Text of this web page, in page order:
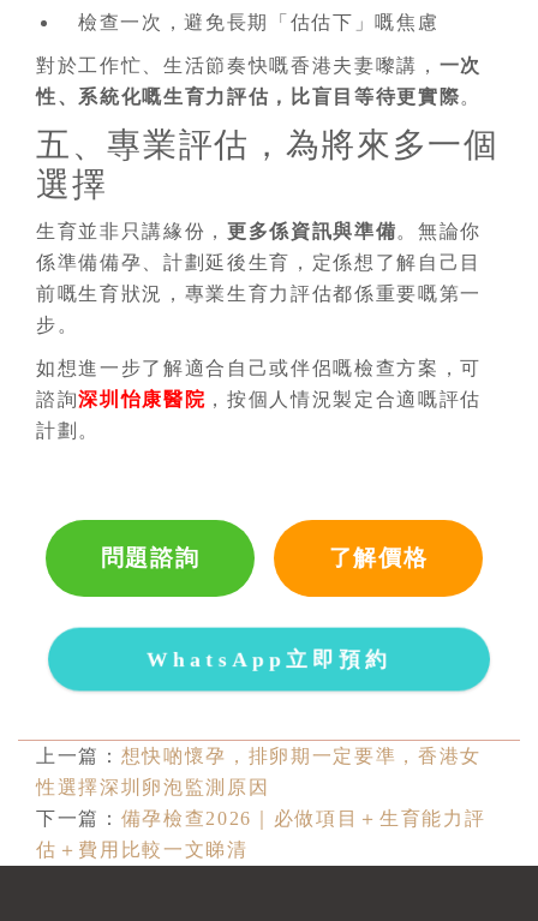
檢查一次，避免長期「估估下」嘅焦慮
對於工作忙、生活節奏快嘅香港夫妻嚟講， 一次
性、系統化嘅生育力評估，比盲目等待更實際。
五、專業評估，為將來多一個
選擇
生育並非只講緣份，更多係資訊與準備。無論你
係準備備孕、計劃延後生育，定係想了解自己目
前嘅生育狀況，專業生育力評估都係重要嘅第一
步。
如想進一步了解適合自己或伴侶嘅檢查方案，可
諮詢深圳怡康醫院 ，按個人情況製定合適嘅評估
計劃。
問題諮詢 了解價格
WhatsApp立即預約
上一篇： 想快啲懷孕，排卵期一定要準，香港女
性選擇深圳卵泡監測原因
下一篇： 備孕檢查2026｜必做項目＋生育能力評
估＋費用比較一文睇清